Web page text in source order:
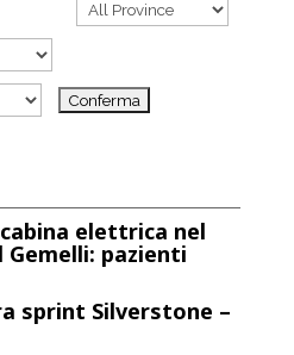
elettrica nel
pazienti
sprint Silverstone –